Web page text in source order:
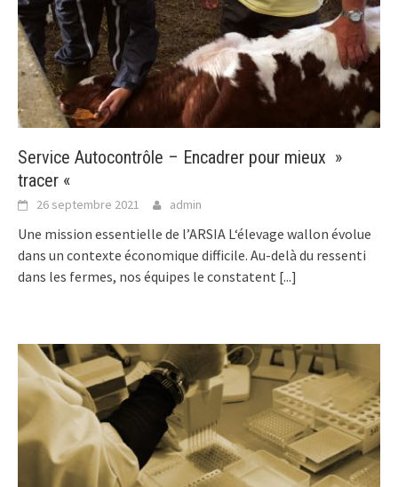
Service Autocontrôle – Encadrer pour mieux »
tracer «
26 septembre 2021 admin
Une mission essentielle de l’ARSIA L‘élevage wallon évolue
dans un contexte économique difficile. Au-delà du ressenti
dans les fermes, nos équipes le constatent [...]